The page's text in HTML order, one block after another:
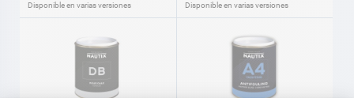
Disponible en varias versiones Disponible en varias versiones